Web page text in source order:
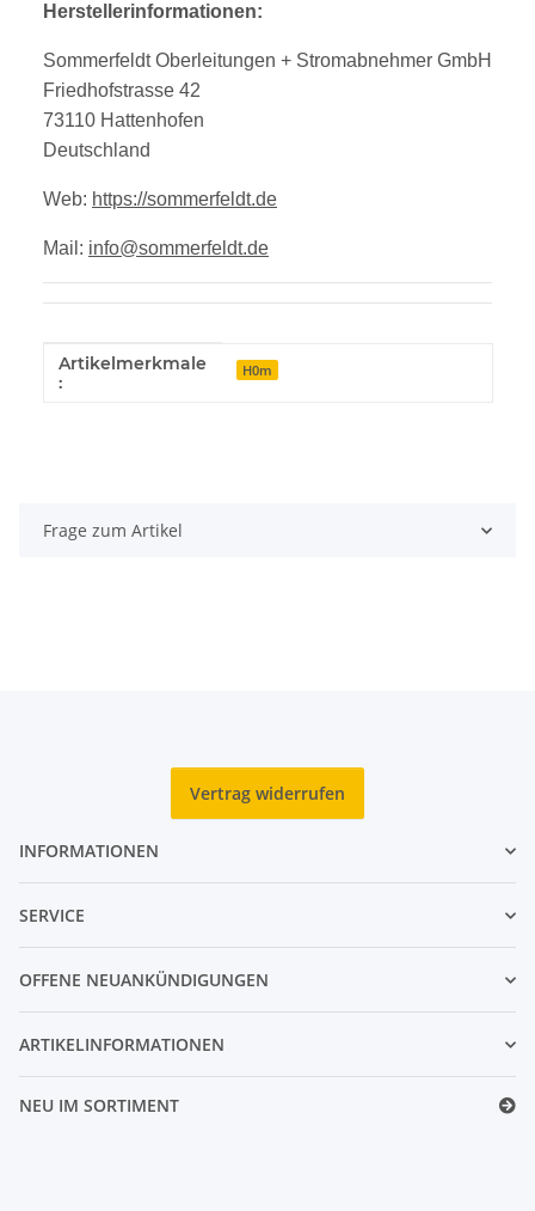
Herstellerinformationen:
Sommerfeldt Oberleitungen + Stromabnehmer GmbH
Friedhofstrasse 42
73110 Hattenhofen
Deutschland
Web: https://sommerfeldt.de
Mail: info@sommerfeldt.de
Produkteigenschaft
Wert
Artikelmerkmale
:
H0m
Frage zum Artikel
Vertrag widerrufen
INFORMATIONEN
SERVICE
OFFENE NEUANKÜNDIGUNGEN
ARTIKELINFORMATIONEN
NEU IM SORTIMENT